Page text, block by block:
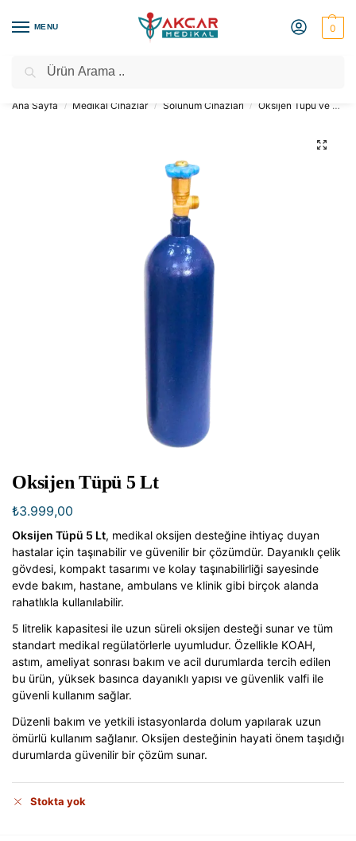
MENU 0
Medikal Market – Medikal Ürünler
Ana Sayfa / Medikal Cihazlar / Solunum Cihazları / Oksijen Tüpü ve Regülatörleri
Oksijen Tüpü 5 Lt
₺3.999,00
Oksijen Tüpü 5 Lt, medikal oksijen desteğine ihtiyaç duyan
hastalar için taşınabilir ve güvenilir bir çözümdür. Dayanıklı çelik
gövdesi, kompakt tasarımı ve kolay taşınabilirliği sayesinde
evde bakım, hastane, ambulans ve klinik gibi birçok alanda
rahatlıkla kullanılabilir.
5 litrelik kapasitesi ile uzun süreli oksijen desteği sunar ve tüm
standart medikal regülatörlerle uyumludur. Özellikle KOAH,
astım, ameliyat sonrası bakım ve acil durumlarda tercih edilen
bu ürün, yüksek basınca dayanıklı yapısı ve güvenlik valfi ile
güvenli kullanım sağlar.
Düzenli bakım ve yetkili istasyonlarda dolum yapılarak uzun
ömürlü kullanım sağlanır. Oksijen desteğinin hayati önem taşıdığı
durumlarda güvenilir bir çözüm sunar.
Stokta yok